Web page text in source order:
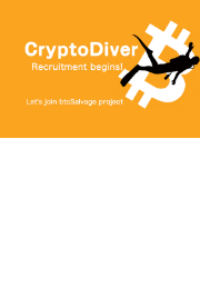
content